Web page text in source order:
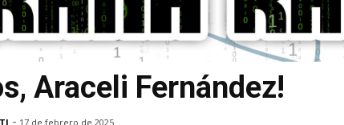
Araceli Fernández!
- 17 de febrero de 2025